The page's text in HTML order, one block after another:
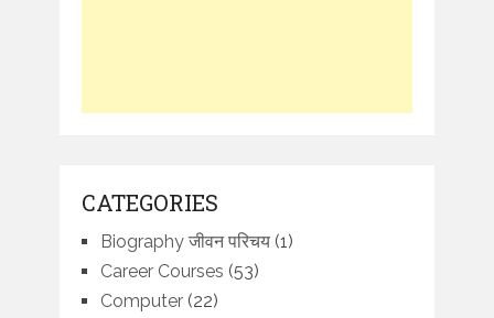
CATEGORIES
Biography जीवन परिचय(1)
Career Courses (53)
Computer(22)